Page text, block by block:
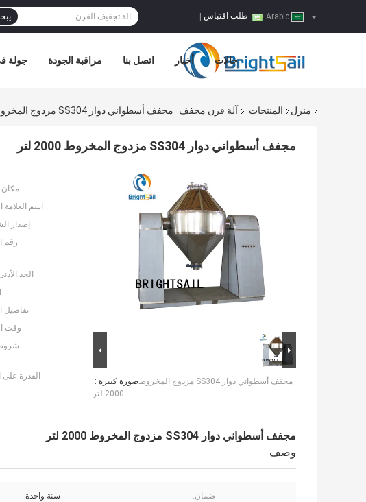
طلب اقتباس
جولة مراقبة الجودة اتصل بنا أخبار حالات
منزل المنتجات آلة فرن مجفف مجفف أسطواني دوار SS304 مزدوج المخروط 2000 لتر
مجفف أسطواني دوار SS304 مزدوج المخروط 2000 لتر
صورة كبيرة :مجفف أسطواني دوار SS304 مزدوج المخروط
2000 لتر
مكان
اسم العلامة
إصدار
رقم
الحد
تفاصيل
وقت
القدرة
مجفف أسطواني دوار SS304 مزدوج المخروط 2000 لتر
وصف
ضمان: سنة واحدة